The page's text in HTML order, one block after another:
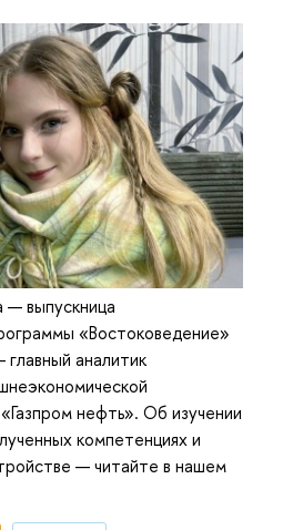
— выпускница
«Востоковедение»
аналитик
нефть». Об изучении
компетенциях и
— читайте в нашем